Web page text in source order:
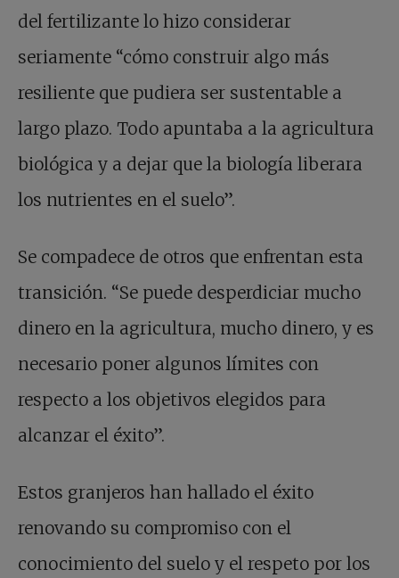
del fertilizante lo hizo considerar
seriamente “cómo construir algo más
resiliente que pudiera ser sustentable a
largo plazo. Todo apuntaba a la agricultura
biológica y a dejar que la biología liberara
los nutrientes en el suelo”.
Se compadece de otros que enfrentan esta
transición. “Se puede desperdiciar mucho
dinero en la agricultura, mucho dinero, y es
necesario poner algunos límites con
respecto a los objetivos elegidos para
alcanzar el éxito”.
Estos granjeros han hallado el éxito
renovando su compromiso con el
conocimiento del suelo y el respeto por los